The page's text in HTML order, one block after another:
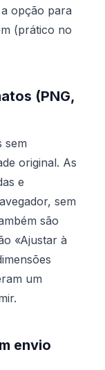
opção para
(prático no
(PNG,
sem
original. As
e
sem
são
«Ajustar à
um
envio